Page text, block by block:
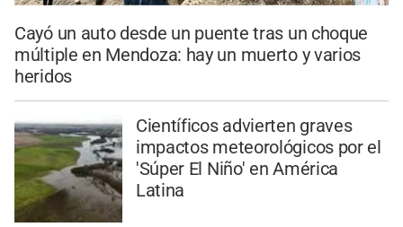
Cayó un auto desde un puente tras un choque
múltiple en Mendoza: hay un muerto y varios
heridos
Científicos advierten graves
impactos meteorológicos por el
'Súper El Niño' en América
Latina